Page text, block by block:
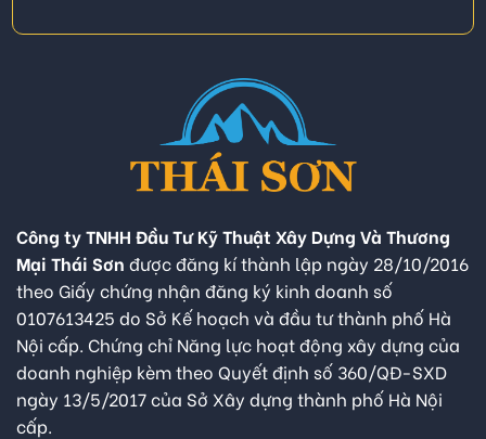
Công ty TNHH Đầu Tư Kỹ Thuật Xây Dựng Và Thương
Mại Thái Sơn được đăng kí thành lập ngày 28/10/2016
theo Giấy chứng nhận đăng ký kinh doanh số
0107613425 do Sở Kế hoạch và đầu tư thành phố Hà
Nội cấp. Chứng chỉ Năng lực hoạt động xây dựng của
doanh nghiệp kèm theo Quyết định số 360/QĐ-SXD
ngày 13/5/2017 của Sở Xây dựng thành phố Hà Nội
cấp.